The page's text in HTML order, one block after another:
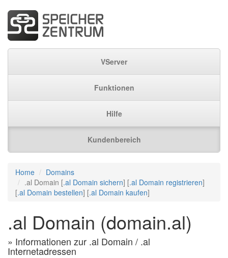
VServer
Funktionen
Hilfe
Kundenbereich
Home
Domains
.al Domain [.al Domain sichern] [.al Domain registrieren]
[.al Domain bestellen] [.al Domain kaufen]
.al Domain (domain.al)
» Informationen zur .al Domain / .al
Internetadressen